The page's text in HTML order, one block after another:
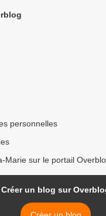
personnelles
Marie sur le portail
Créer un blog sur